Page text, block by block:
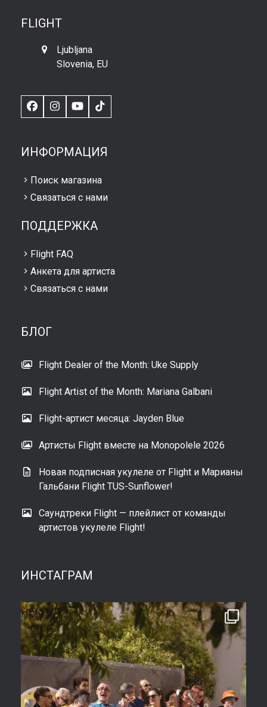
FLIGHT
Ljubljana
Slovenia, EU
FacebookInstagram
YouTubeTikTok
ИНФОРМАЦИЯ
Поиск магазина
Связаться с нами
ПОДДЕРЖКА
Flight FAQ
Анкета для артиста
Связаться с нами
БЛОГ
Flight Dealer of the Month: Uke Supply
Flight Artist of the Month: Mariana Galbani
Flight-артист месяца: Jayden Blue
Артисты Flight вместе на Monopolele 2026
Новая подписная укулеле от Flight и Марианы
Гальбани Flight TUS-Sunflower!
Саундтреки Flight — плейлист от команды
артистов укулеле Flight!
ИНСТАГРАМ